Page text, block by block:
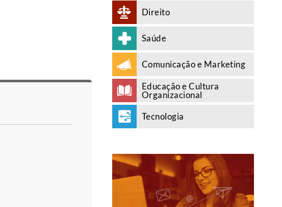
Direito
Saúde
Comunicação e Marketing
Educação e Cultura
Organizacional
Tecnologia